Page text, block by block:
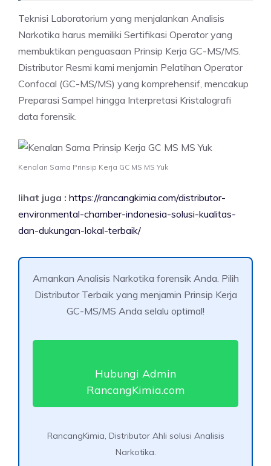
Teknisi Laboratorium yang menjalankan Analisis
Narkotika harus memiliki Sertifikasi Operator yang
membuktikan penguasaan Prinsip Kerja GC-MS/MS.
Distributor Resmi kami menjamin Pelatihan Operator
Confocal (GC-MS/MS) yang komprehensif, mencakup
Preparasi Sampel hingga Interpretasi Kristalografi
data forensik.
Kenalan Sama Prinsip Kerja GC MS MS Yuk
lihat juga : https://rancangkimia.com/distributor-
environmental-chamber-indonesia-solusi-kualitas-
dan-dukungan-lokal-terbaik/
Amankan Analisis Narkotika forensik Anda. Pilih
Distributor Terbaik yang menjamin Prinsip Kerja
GC-MS/MS Anda selalu optimal!
Hubungi Admin
RancangKimia.com
RancangKimia, Distributor Ahli solusi Analisis
Narkotika.